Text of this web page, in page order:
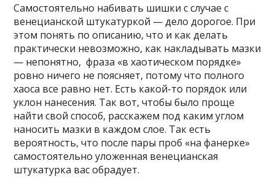
Самостоятельно набивать шишки с случае с
венецианской штукатуркой — дело дорогое. При
этом понять по описанию, что и как делать
практически невозможно, как накладывать мазки
— непонятно, фраза «в хаотическом порядке»
ровно ничего не поясняет, потому что полного
хаоса все равно нет. Есть какой-то порядок или
уклон нанесения. Так вот, чтобы было проще
найти свой способ, расскажем под каким углом
наносить мазки в каждом слое. Так есть
вероятность, что после пары проб «на фанерке»
самостоятельно уложенная венецианская
штукатурка вас обрадует.